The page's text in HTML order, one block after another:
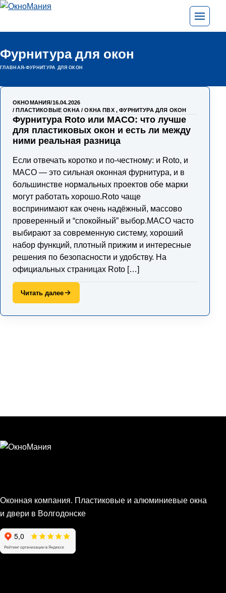
Перейти к содержимому
Фурнитура для окон
ГЛАВНАЯ›ФУРНИТУРА ДЛЯ ОКОН
ОКНОМАНИЯ 16.04.2026
ПЛАСТИКОВЫЕ ОКНА / ОКНА ПВХ,ФУРНИТУРА ДЛЯ ОКОН
Фурнитура Roto или MACO: что лучше
для пластиковых окон и есть ли между
ними реальная разница
Если отвечать коротко и по-честному: и Roto, и
MACO — это сильная оконная фурнитура, и в
большинстве нормальных проектов обе марки
могут работать хорошо.Roto чаще
воспринимают как очень надёжный, массово
проверенный и “спокойный” выбор.MACO часто
выбирают за современную систему, хороший
набор функций, плотный прижим и интересные
решения по безопасности и удобству. На
официальных страницах Roto […]
Читать далее
Оконная компания. Пластиковые и алюминиевые окна
и двери в Волгодонске